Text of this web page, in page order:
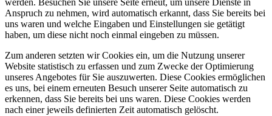
werden. Besuchen Sie unsere Seite erneut, um unsere Dienste in
Anspruch zu nehmen, wird automatisch erkannt, dass Sie bereits bei
uns waren und welche Eingaben und Einstellungen sie getätigt
haben, um diese nicht noch einmal eingeben zu müssen.
Zum anderen setzten wir Cookies ein, um die Nutzung unserer
Website statistisch zu erfassen und zum Zwecke der Optimierung
unseres Angebotes für Sie auszuwerten. Diese Cookies ermöglichen
es uns, bei einem erneuten Besuch unserer Seite automatisch zu
erkennen, dass Sie bereits bei uns waren. Diese Cookies werden
nach einer jeweils definierten Zeit automatisch gelöscht.